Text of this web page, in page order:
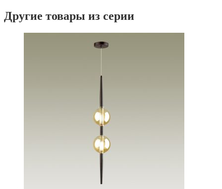
Другие товары из серии